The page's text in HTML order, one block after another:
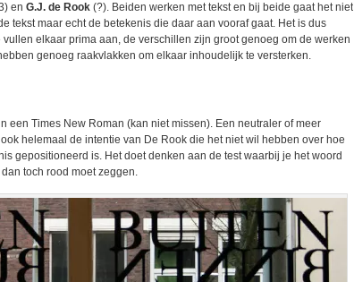
en G.J. de Rook (?). Beiden werken met tekst en bij beide gaat het niet
tekst maar echt de betekenis die daar aan vooraf gaat. Het is dus
elkaar prima aan, de verschillen zijn groot genoeg om de werken
genoeg raakvlakken om elkaar inhoudelijk te versterken.
een Times New Roman (kan niet missen). Een neutraler of meer
helemaal de intentie van De Rook die het niet wil hebben over hoe
gepositioneerd is. Het doet denken aan de test waarbij je het woord
toch rood moet zeggen.